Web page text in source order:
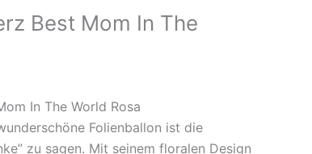
Best Mom In The
In The World Rosa
Folienballon ist die
zu sagen. Mit seinem floralen Design